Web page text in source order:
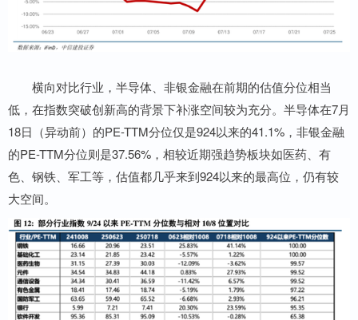
横向对比行业，半导体、非银金融在前期的估值分位相当
低，在指数突破创新高的背景下补涨空间较为充分。半导体在7月
18日（异动前）的PE-TTM分位仅是924以来的41.1%，非银金融
的PE-TTM分位则是37.56%，相较近期强趋势板块如医药、有
色、钢铁、军工等，估值都几乎来到924以来的最高位，仍有较
大空间。